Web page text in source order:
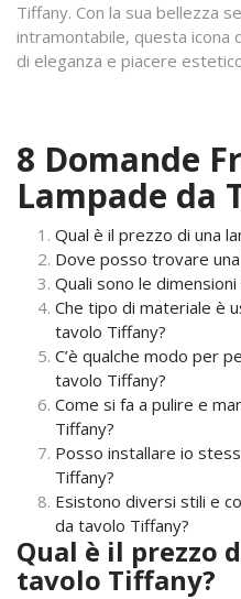
Tiffany. Con la sua bellezza
intramontabile, questa icona
di eleganza e piacere
8 Domande
Lampade da
Qual è il prezzo di una
Dove posso trovare
Quali sono le
Che tipo di materiale è
tavolo Tiffany?
C’è qualche modo per
tavolo Tiffany?
Come si fa a pulire e
Tiffany?
Posso installare io
Tiffany?
Esistono diversi stili e
da tavolo Tiffany?
Qual è il prezzo
tavolo Tiffany?